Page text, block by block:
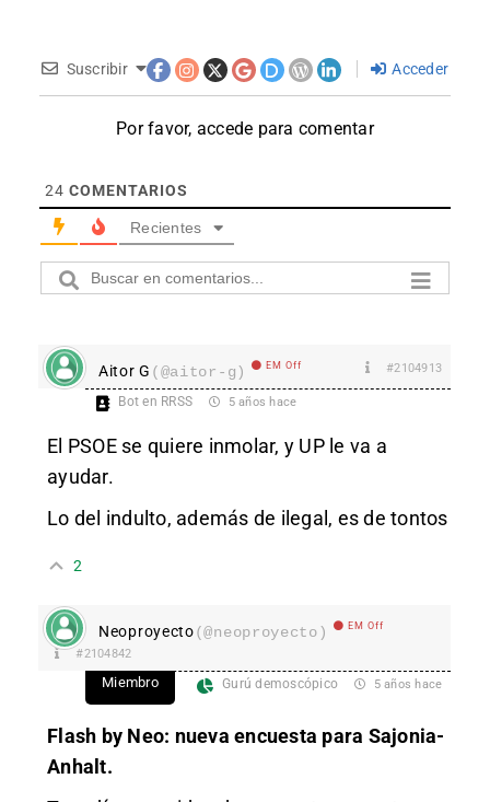
Suscribir Acceder
Por favor, accede para comentar
24 COMENTARIOS
Recientes
Aitor G (@aitor-g) EM Off #2104913
Bot en RRSS 5 años hace
El PSOE se quiere inmolar, y UP le va a
ayudar.
Lo del indulto, además de ilegal, es de tontos
2
Neoproyecto(@neoproyecto) EM Off
#2104842
Miembro Gurú demoscópico 5 años hace
Flash by Neo: nueva encuesta para Sajonia-
Anhalt.